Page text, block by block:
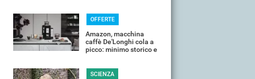
OFFERTE
Amazon, macchina
caffè De'Longhi cola a
picco: minimo storico e
SCIENZA